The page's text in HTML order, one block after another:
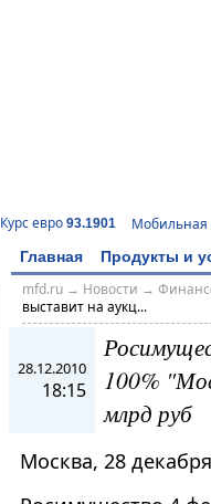
Курс евро 93.1901 Мобильная
Главная Продукты и
mfd.ru→ Новости →
выставит на аукц...
28.12.2010
18:15
100%
млрд руб
Москва, 28